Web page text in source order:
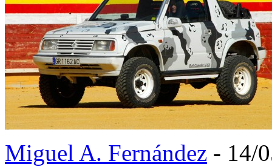
Miguel A. Fernández - 14/